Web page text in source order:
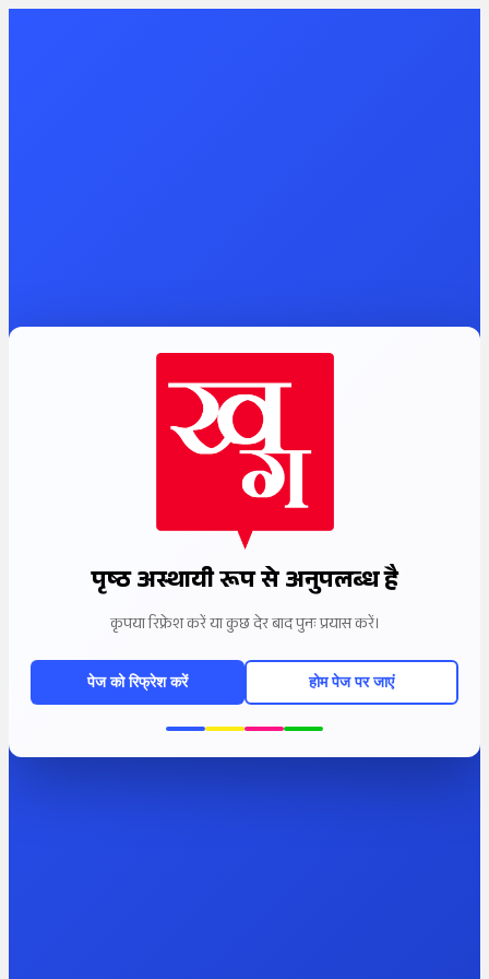
पृष्ठ अस्थायी रूप से अनुपलब्ध है
कृपया रिफ्रेश करें या कुछ देर बाद पुनः प्रयास करें।
पेज को रिफ्रेश करें होम पेज पर जाएं